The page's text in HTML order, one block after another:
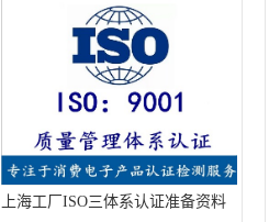
上海工厂ISO三体系认证准备资料